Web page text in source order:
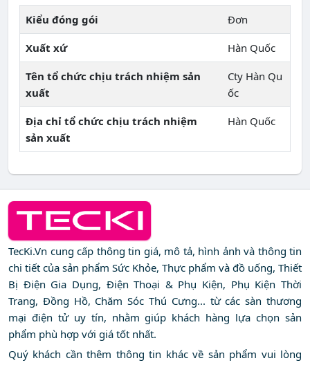
Kiểu đóng gói Đơn
Xuất xứ Hàn Quốc
Tên tổ chức chịu trách nhiệm sản
xuất
Cty Hàn Qu
ốc
Địa chỉ tổ chức chịu trách nhiệm
sản xuất
Hàn Quốc
TecKi.Vn cung cấp thông tin giá, mô tả, hình ảnh và thông tin
chi tiết của sản phẩm Sức Khỏe, Thực phẩm và đồ uống, Thiết
Bị Điện Gia Dụng, Điện Thoại & Phụ Kiện, Phụ Kiện Thời
Trang, Đồng Hồ, Chăm Sóc Thú Cưng... từ các sàn thương
mại điện tử uy tín, nhằm giúp khách hàng lựa chọn sản
phẩm phù hợp với giá tốt nhất.
Quý khách cần thêm thông tin khác về sản phẩm vui lòng